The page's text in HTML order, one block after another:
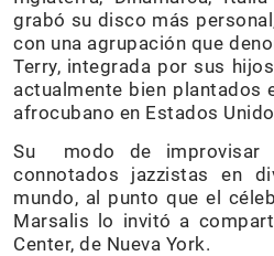
grabó su disco más
con una agrupación que
Terry, integrada por sus
actualmente bien plantados
afrocubano en Estados
Su modo de improvisar
connotados jazzistas en
mundo, al punto que el
Marsalis lo invitó a
Center, de Nueva York.